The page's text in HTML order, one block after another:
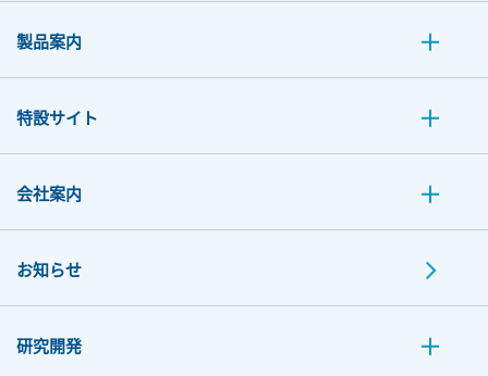
製品案内
特設サイト
会社案内
お知らせ
研究開発